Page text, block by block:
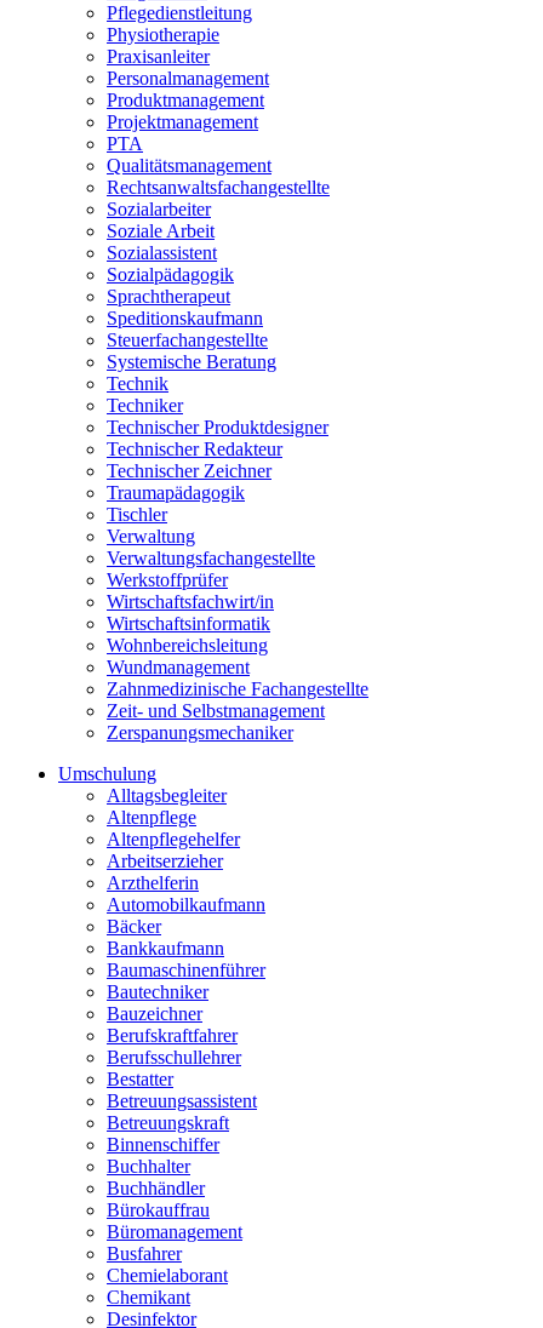
Pflegedienstleitung
Physiotherapie
Praxisanleiter
Personalmanagement
Produktmanagement
Projektmanagement
PTA
Qualitätsmanagement
Rechtsanwaltsfachangestellte
Sozialarbeiter
Soziale Arbeit
Sozialassistent
Sozialpädagogik
Sprachtherapeut
Speditionskaufmann
Steuerfachangestellte
Systemische Beratung
Technik
Techniker
Technischer Produktdesigner
Technischer Redakteur
Technischer Zeichner
Traumapädagogik
Tischler
Verwaltung
Verwaltungsfachangestellte
Werkstoffprüfer
Wirtschaftsfachwirt/in
Wirtschaftsinformatik
Wohnbereichsleitung
Wundmanagement
Zahnmedizinische Fachangestellte
Zeit- und Selbstmanagement
Zerspanungsmechaniker
Umschulung
Alltagsbegleiter
Altenpflege
Altenpflegehelfer
Arbeitserzieher
Arzthelferin
Automobilkaufmann
Bäcker
Bankkaufmann
Baumaschinenführer
Bautechniker
Bauzeichner
Berufskraftfahrer
Berufsschullehrer
Bestatter
Betreuungsassistent
Betreuungskraft
Binnenschiffer
Buchhalter
Buchhändler
Bürokauffrau
Büromanagement
Busfahrer
Chemielaborant
Chemikant
Desinfektor